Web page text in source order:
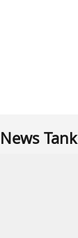
News Tank